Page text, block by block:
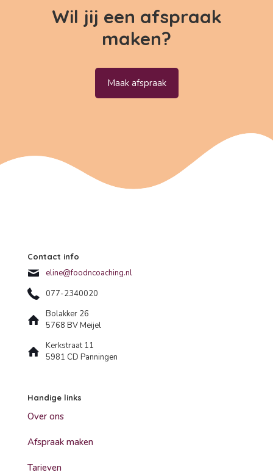
Wil jij een afspraak
maken?
Maak afspraak
Contact info
eline@foodncoaching.nl
077-2340020
Bolakker 26
5768 BV Meijel
Kerkstraat 11
5981 CD Panningen
Handige links
Over ons
Afspraak maken
Tarieven